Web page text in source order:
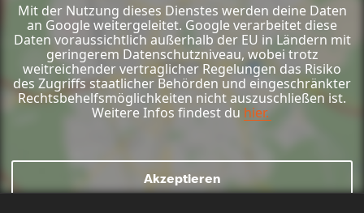
Mit der Nutzung dieses Dienstes werden deine Daten
an Google weitergeleitet. Google verarbeitet diese
Daten voraussichtlich außerhalb der EU in Ländern mit
geringerem Datenschutzniveau, wobei trotz
weitreichender vertraglicher Regelungen das Risiko
des Zugriffs staatlicher Behörden und eingeschränkter
Rechtsbehelfsmöglichkeiten nicht auszuschließen ist.
Weitere Infos findest du hier.
Akzeptieren